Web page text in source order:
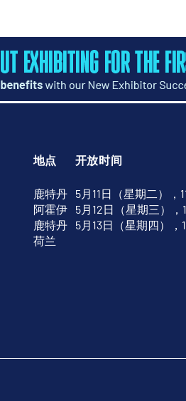
地点
鹿特丹
阿霍伊
鹿特丹
荷兰
开放时间
5月11日（星期二），
5月12日（星期三），
5月13日（星期四），